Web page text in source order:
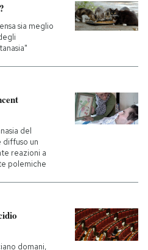
sia meglio
del
diffuso un
reazioni a
polemiche
domani,